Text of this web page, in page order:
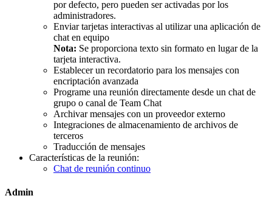
por defecto, pero pueden ser activadas por los
administradores.
Enviar tarjetas interactivas al utilizar una aplicación de
chat en equipo
Nota: Se proporciona texto sin formato en lugar de la
tarjeta interactiva.
Establecer un recordatorio para los mensajes con
encriptación avanzada
Programe una reunión directamente desde un chat de
grupo o canal de Team Chat
Archivar mensajes con un proveedor externo
Integraciones de almacenamiento de archivos de
terceros
Traducción de mensajes
Características de la reunión:
Chat de reunión continuo
Admin